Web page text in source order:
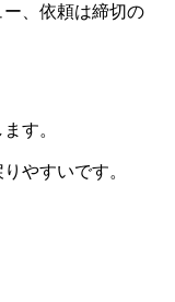
、依頼は締切の
す。
やすいです。